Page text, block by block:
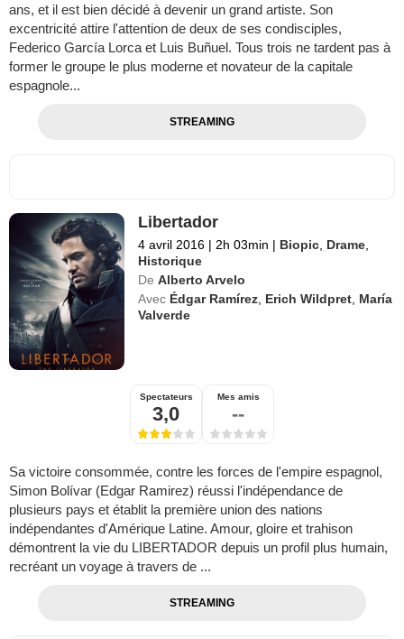
ans, et il est bien décidé à devenir un grand artiste. Son
excentricité attire l'attention de deux de ses condisciples,
Federico García Lorca et Luis Buñuel. Tous trois ne tardent pas à
former le groupe le plus moderne et novateur de la capitale
espagnole...
STREAMING
Libertador
4 avril 2016 | 2h 03min | Biopic Drame
Historique
De Alberto Arvelo
Avec Édgar Ramírez Erich Wildpret María
Valverde
Spectateurs
3,0
Mes amis
--
Sa victoire consommée, contre les forces de l'empire espagnol,
Simon Bolívar (Edgar Ramirez) réussi l'indépendance de
plusieurs pays et établit la première union des nations
indépendantes d'Amérique Latine. Amour, gloire et trahison
démontrent la vie du LIBERTADOR depuis un profil plus humain,
recréant un voyage à travers de ...
STREAMING